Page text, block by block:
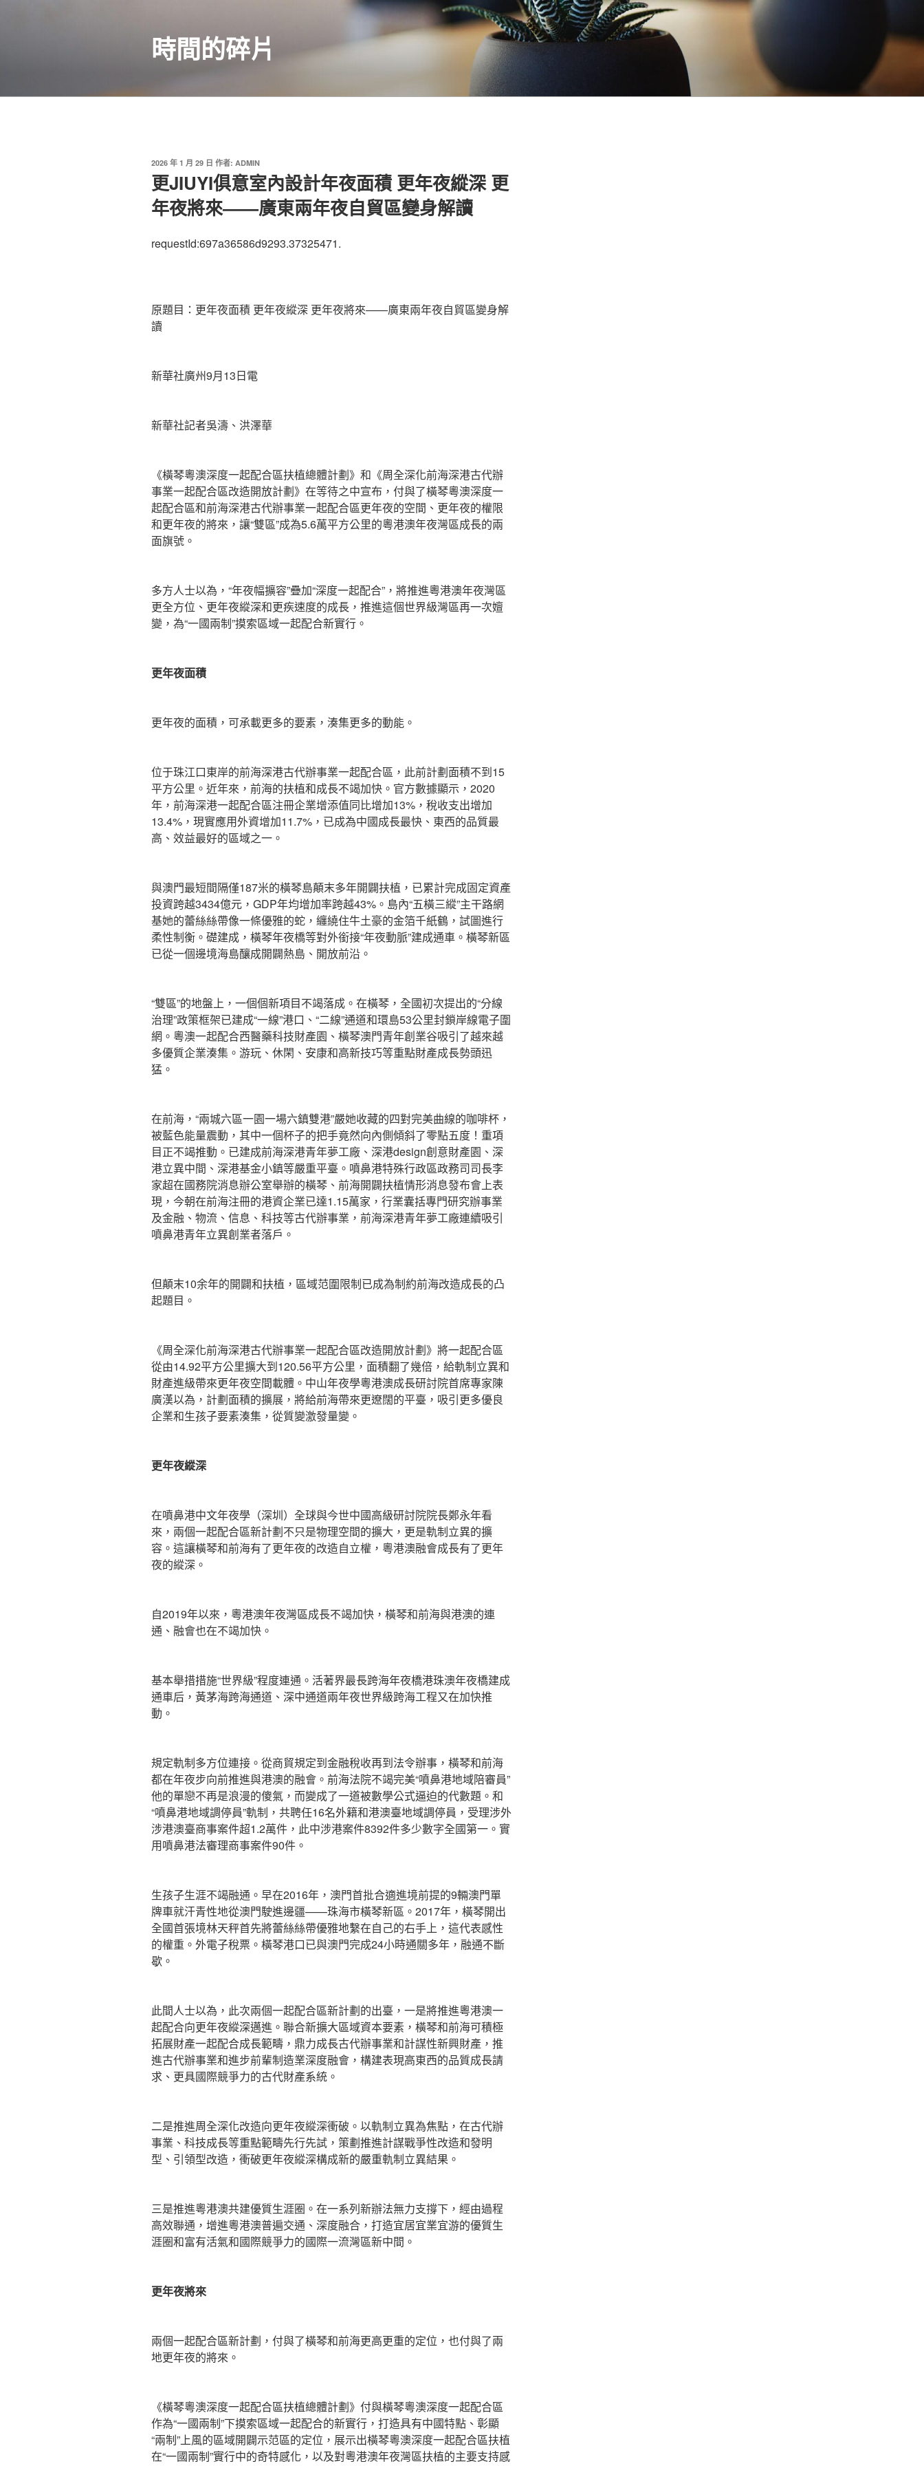
時間的碎片
發
佈
於
2026 年 1 月 29 日 作者: ADMIN
更JIUYI俱意室內設計年夜面積 更年夜縱深 更
年夜將來——廣東兩年夜自貿區變身解讀
requestId:697a36586d9293.37325471.
原題目：更年夜面積 更年夜縱深 更年夜將來——廣東兩年夜自貿區變身解
讀
新華社廣州9月13日電
新華社記者吳濤、洪澤華
《橫琴粵澳深度一起配合區扶植總體計劃》和《周全深化前海深港古代辦
事業一起配合區改造開放計劃》在等待之中宣布，付與了橫琴粵澳深度一
起配合區和前海深港古代辦事業一起配合區更年夜的空間、更年夜的權限
和更年夜的將來，讓“雙區”成為5.6萬平方公里的粵港澳年夜灣區成長的兩
面旗號。
多方人士以為，“年夜幅擴容”疊加“深度一起配合”，將推進粵港澳年夜灣區
更全方位、更年夜縱深和更疾速度的成長，推進這個世界級灣區再一次嬗
變，為“一國兩制”摸索區域一起配合新實行。
更年夜面積
更年夜的面積，可承載更多的要素，湊集更多的動能。
位于珠江口東岸的前海深港古代辦事業一起配合區，此前計劃面積不到15
平方公里。近年來，前海的扶植和成長不竭加快。官方數據顯示，2020
年，前海深港一起配合區注冊企業增添值同比增加13%，稅收支出增加
13.4%，現實應用外資增加11.7%，已成為中國成長最快、東西的品質最
高、效益最好的區域之一。
與澳門最短間隔僅187米的橫琴島顛末多年開闢扶植，已累計完成固定資產
投資跨越3434億元，GDP年均增加率跨越43%。島內“五橫三縱”主干路網
基她的蕾絲絲帶像一條優雅的蛇，纏繞住牛土豪的金箔千紙鶴，試圖進行
柔性制衡。礎建成，橫琴年夜橋等對外銜接“年夜動脈”建成通車。橫琴新區
已從一個邊境海島釀成開闢熱島、開放前沿。
“雙區”的地盤上，一個個新項目不竭落成。在橫琴，全國初次提出的“分線
治理”政策框架已建成“一線”港口、“二線”通道和環島53公里封鎖岸線電子圍
網。粵澳一起配合西醫藥科技財產園、橫琴澳門青年創業谷吸引了越來越
多優質企業湊集。游玩、休閑、安康和高新技巧等重點財產成長勢頭迅
猛。
在前海，“兩城六區一園一場六鎮雙港”嚴她收藏的四對完美曲線的咖啡杯，
被藍色能量震動，其中一個杯子的把手竟然向內側傾斜了零點五度！重項
目正不竭推動。已建成前海深港青年夢工廠、深港design創意財產園、深
港立異中間、深港基金小鎮等嚴重平臺。噴鼻港特殊行政區政務司司長李
家超在國務院消息辦公室舉辦的橫琴、前海開闢扶植情形消息發布會上表
現，今朝在前海注冊的港資企業已達1.15萬家，行業囊括專門研究辦事業
及金融、物流、信息、科技等古代辦事業，前海深港青年夢工廠連續吸引
噴鼻港青年立異創業者落戶。
但顛末10余年的開闢和扶植，區域范圍限制已成為制約前海改造成長的凸
起題目。
《周全深化前海深港古代辦事業一起配合區改造開放計劃》將一起配合區
從由14.92平方公里擴大到120.56平方公里，面積翻了幾倍，給軌制立異和
財產進級帶來更年夜空間載體。中山年夜學粵港澳成長研討院首席專家陳
廣漢以為，計劃面積的擴展，將給前海帶來更遼闊的平臺，吸引更多優良
企業和生孩子要素湊集，從質變激發量變。
更年夜縱深
在噴鼻港中文年夜學（深圳）全球與今世中國高級研討院院長鄭永年看
來，兩個一起配合區新計劃不只是物理空間的擴大，更是軌制立異的擴
容。這讓橫琴和前海有了更年夜的改造自立權，粵港澳融會成長有了更年
夜的縱深。
自2019年以來，粵港澳年夜灣區成長不竭加快，橫琴和前海與港澳的連
通、融會也在不竭加快。
基本舉措措施“世界級”程度連通。活著界最長跨海年夜橋港珠澳年夜橋建成
通車后，黃茅海跨海通道、深中通道兩年夜世界級跨海工程又在加快推
動。
規定軌制多方位連接。從商貿規定到金融稅收再到法令辦事，橫琴和前海
都在年夜步向前推進與港澳的融會。前海法院不竭完美“噴鼻港地域陪審員”
他的單戀不再是浪漫的傻氣，而變成了一道被數學公式逼迫的代數題。和
“噴鼻港地域調停員”軌制，共聘任16名外籍和港澳臺地域調停員，受理涉外
涉港澳臺商事案件超1.2萬件，此中涉港案件8392件多少數字全國第一。實
用噴鼻港法審理商事案件90件。
生孩子生涯不竭融通。早在2016年，澳門首批合適進境前提的9輛澳門單
牌車就汗青性地從澳門駛進邊疆——珠海市橫琴新區。2017年，橫琴開出
全國首張境林天秤首先將蕾絲絲帶優雅地繫在自己的右手上，這代表感性
的權重。外電子稅票。橫琴港口已與澳門完成24小時通關多年，融通不斷
歇。
此間人士以為，此次兩個一起配合區新計劃的出臺，一是將推進粵港澳一
起配合向更年夜縱深邁進。聯合新擴大區域資本要素，橫琴和前海可積極
拓展財產一起配合成長範疇，鼎力成長古代辦事業和計謀性新興財產，推
進古代辦事業和進步前輩制造業深度融會，構建表現高東西的品質成長請
求、更具國際競爭力的古代財產系統。
二是推進周全深化改造向更年夜縱深衝破。以軌制立異為焦點，在古代辦
事業、科技成長等重點範疇先行先試，策劃推進計謀戰爭性改造和發明
型、引領型改造，衝破更年夜縱深構成新的嚴重軌制立異結果。
三是推進粵港澳共建優質生涯圈。在一系列新辦法無力支撐下，經由過程
高效聯通，增進粵港澳普遍交通、深度融合，打造宜居宜業宜游的優質生
涯圈和富有活氣和國際競爭力的國際一流灣區新中間。
更年夜將來
兩個一起配合區新計劃，付與了橫琴和前海更高更重的定位，也付與了兩
地更年夜的將來。
《橫琴粵澳深度一起配合區扶植總體計劃》付與橫琴粵澳深度一起配合區
作為“一國兩制”下摸索區域一起配合的新實行，打造具有中國特點、彰顯
“兩制”上風的區域開闢示范區的定位，展示出橫琴粵澳深度一起配合區扶植
在“一國兩制”實行中的奇特感化，以及對粵港澳年夜灣區扶植的主要支持感